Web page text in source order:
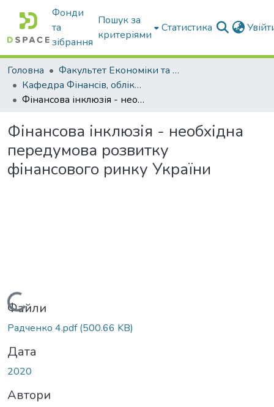
Фонди
та
зібрання
Пошук за
критеріями
Статистика
Головна
Факультет Економіки та бізнесу
Кафедра Фінансів, обліку і оподаткування
Фінансова інклюзія - необхідна передумова розвитку фінансового ринку України
Фінансова інклюзія - необхідна
передумова розвитку
фінансового ринку України
Вантажиться...
Файли
Радченко 4.pdf(500.66 KB)
Дата
2020
Автори